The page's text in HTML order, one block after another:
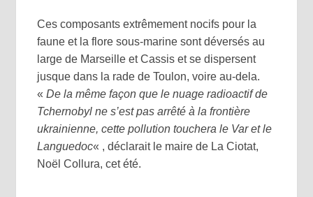
Ces composants extrêmement nocifs pour la
faune et la flore sous-marine sont déversés au
large de Marseille et Cassis et se dispersent
jusque dans la rade de Toulon, voire au-dela.
«De la même façon que le nuage radioactif de
Tchernobyl ne s’est pas arrêté à la frontière
ukrainienne, cette pollution touchera le Var et le
Languedoc« , déclarait le maire de La Ciotat,
Noël Collura, cet été.